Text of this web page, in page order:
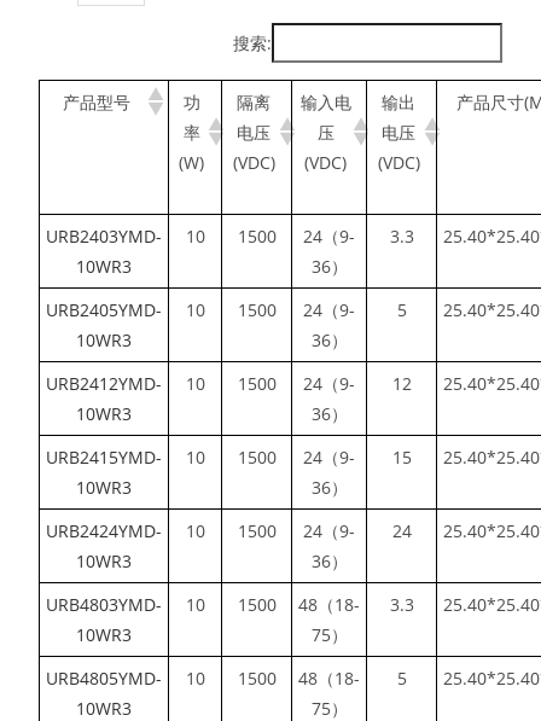
搜索:
产品型号
功
率
(W)
隔离
电压
(VDC)
输入电
压
(VDC)
输出
电压
(VDC)
产品尺寸
URB2403YMD-
10WR3
10 1500
24（9-
36）
3.3
URB2405YMD-
10WR3
10 1500
24（9-
36）
5
URB2412YMD-
10WR3
10 1500
24（9-
36）
12
URB2415YMD-
10WR3
10 1500
24（9-
36）
15
URB2424YMD-
10WR3
10 1500
24（9-
36）
24
URB4803YMD-
10WR3
10 1500
48（18-
75）
3.3
URB4805YMD-
10WR3
10 1500
48（18-
75）
5